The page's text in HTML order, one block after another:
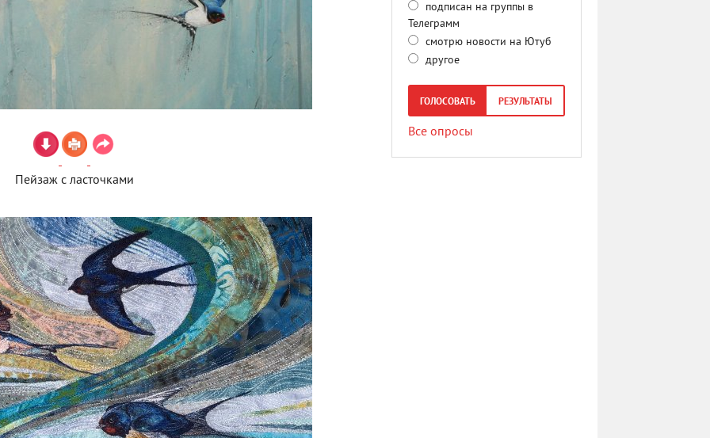
Пейзаж с ласточками
подписан на группы в
Телеграмм
смотрю новости на Ютуб
другое
ГОЛОСОВАТЬ РЕЗУЛЬТАТЫ
Все опросы